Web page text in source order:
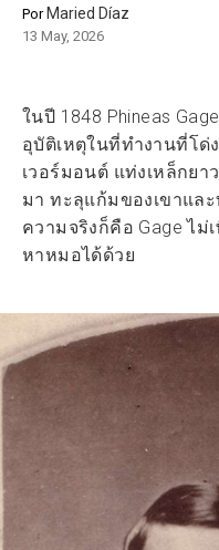
Por Maried Díaz
13 May, 2026
ในปี 1848 Phineas
อุบัติเหตุในที่ทำงานที่โด่
เวอร์มอนต์ แท่งเหล็กยา
มา ทะลุแก้มของเขาแล
ความจริงก็คือ Gage ไม่
หาหมอได้ด้วย